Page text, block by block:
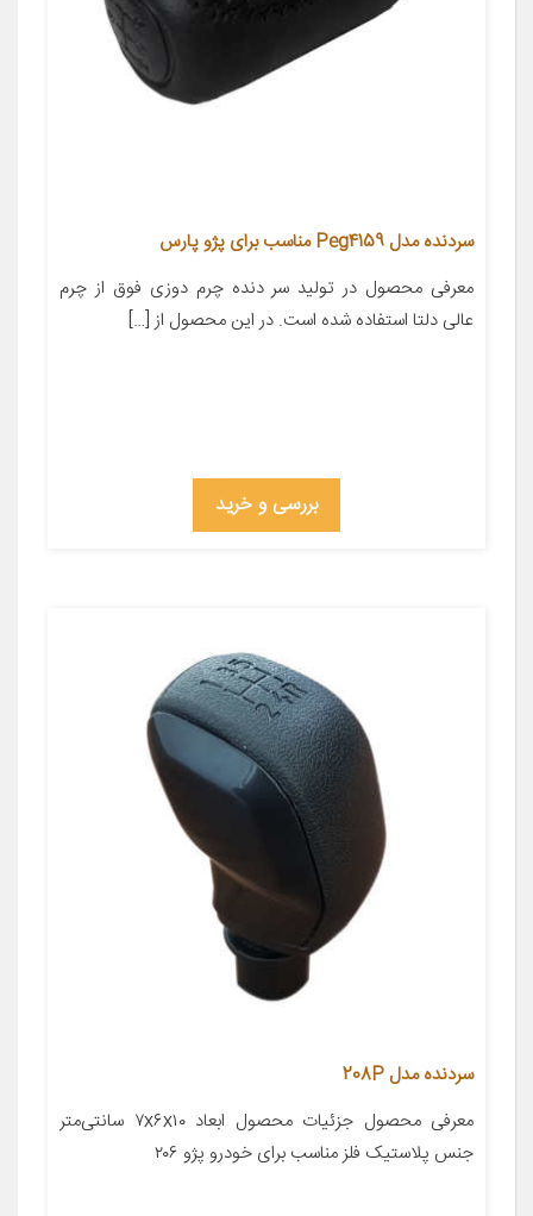
سردنده مدل Peg4159 مناسب برای پژو پارس
معرفی محصول در تولید سر دنده چرم دوزی فوق از چرم
عالی دلتا استفاده شده است. در این محصول از […]
بررسی و خرید
سردنده مدل 208P
معرفی محصول جزئیات محصول ابعاد ۷x۶x۱۰ سانتی‌متر
جنس پلاستیک فلز مناسب برای خودرو پژو ۲۰۶